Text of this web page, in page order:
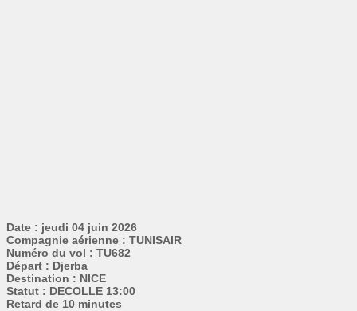
Date : jeudi 04 juin 2026
Compagnie aérienne : TUNISAIR
Numéro du vol : TU682
Départ : Djerba
Destination : NICE
Statut : DECOLLE 13:00
Retard de 10 minutes